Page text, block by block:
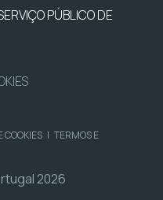
PÚBLICO DE
COOKIES | TERMOS E
2026